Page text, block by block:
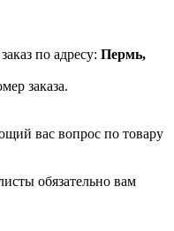
по адресу: Пермь,
заказа.
вас вопрос по товару
обязательно вам